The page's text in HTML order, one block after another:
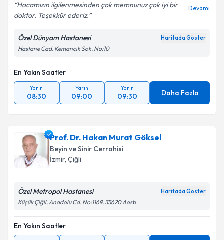
Hocamızın ilgilenmesinden çok memnunuz çok iyi bir
doktor. Teşekkür ederiz.
Devamı
Özel Dünyam Hastanesi Haritada Göster
Hastane Cad. Kemancık Sok. No:10
En Yakın Saatler
Yarın
08:30
Yarın
09:00
Yarın
09:30 Daha Fazla
Prof. Dr. Hakan Murat Göksel
Beyin ve Sinir Cerrahisi
İzmir, Çiğli
Özel Metropol Hastanesi Haritada Göster
Küçük Çiğli, Anadolu Cd. No:1169, 35620 Aosb
En Yakın Saatler